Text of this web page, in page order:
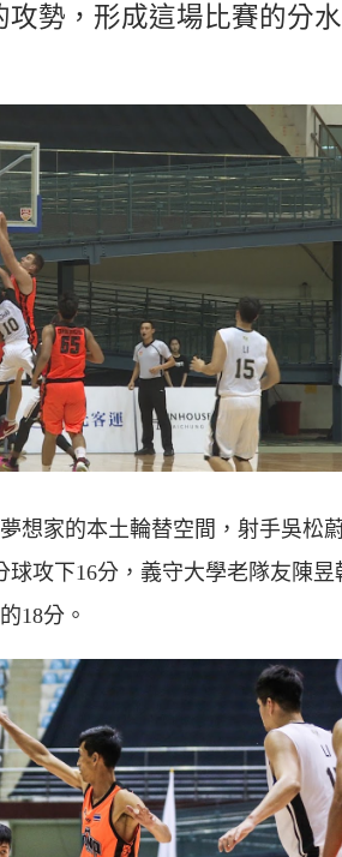
攻勢，形成這場比賽的分水
想家的本土輪替空間，射手吳松
攻下16分，義守大學老隊友陳昱
18分。